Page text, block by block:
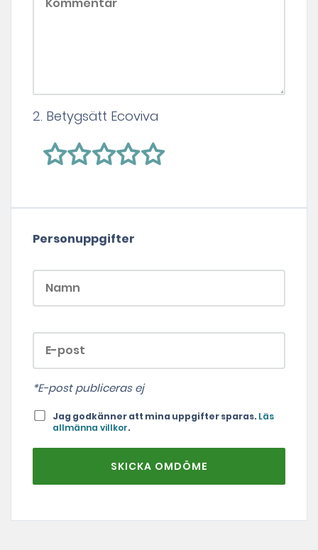
2. Betygsätt Ecoviva
Personuppgifter
*E-post publiceras ej
Jag godkänner att mina uppgifter sparas. Läs
allmänna villkor.
SKICKA OMDÖME